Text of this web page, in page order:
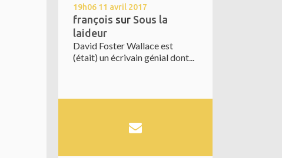
19h06 11 avril 2017
françois sur Sous la
laideur
David Foster Wallace est
(était) un écrivain génial dont...